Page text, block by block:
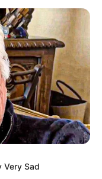
yang wajib ditandai *
Very Sad